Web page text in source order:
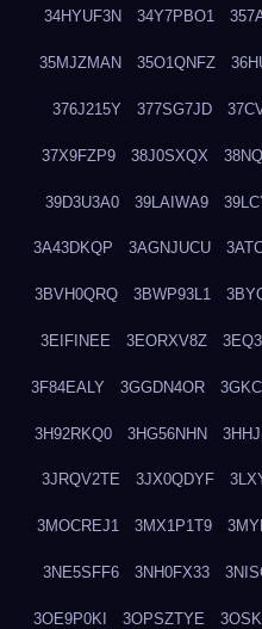
34HYUF3N 34Y7PBO1
35MJZMAN 35O1QNFZ
376J215Y 377SG7JD
37X9FZP9 38J0SXQX
39D3U3A0 39LAIWA9
3A43DKQP 3AGNJUCU
3BVH0QRQ 3BWP93L1
3EIFINEE 3EORXV8Z
3F84EALY 3GGDN4OR
3H92RKQ0 3HG56NHN
3JRQV2TE 3JX0QDYF
3MOCREJ1 3MX1P1T9
3NE5SFF6 3NH0FX33
3OE9P0KI 3OPSZTYE